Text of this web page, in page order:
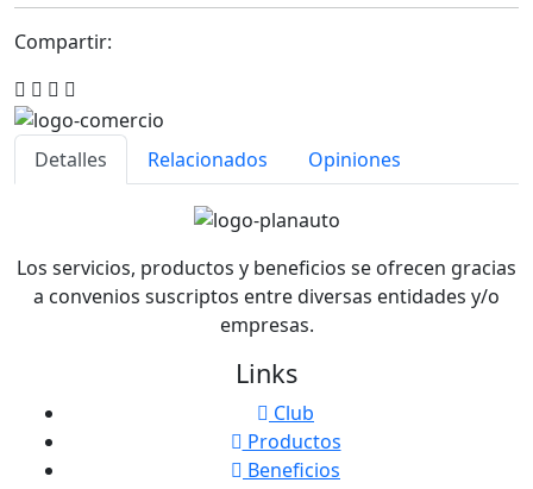
Compartir:
Detalles Relacionados Opiniones
Los servicios, productos y beneficios se ofrecen gracias
a convenios suscriptos entre diversas entidades y/o
empresas.
Links
Club
Productos
Beneficios